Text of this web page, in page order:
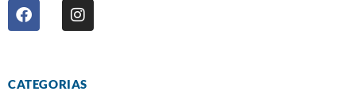
CATEGORIAS